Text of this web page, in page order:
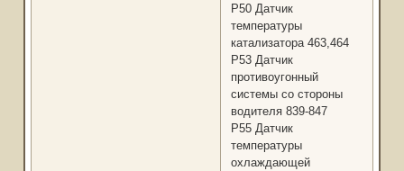
Р50 Датчик
температуры
катализатора 463,464
P53 Датчик
противоугонный
системы со стороны
водителя 839-847
Р55 Датчик
температуры
охлаждающей